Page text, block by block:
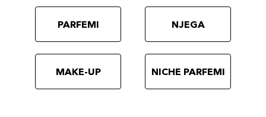
PARFEMI NJEGA
MAKE-UP NICHE PARFEMI